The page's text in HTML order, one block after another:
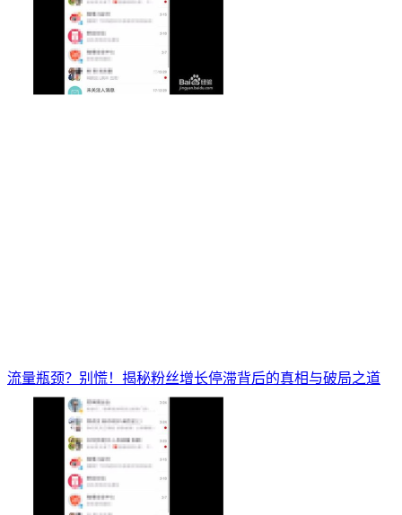
流量瓶颈？别慌！揭秘粉丝增长停滞背后的真相与破局之道